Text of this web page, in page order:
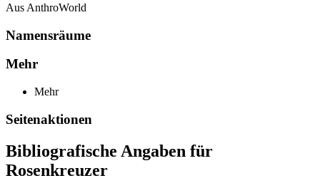
Aus AnthroWorld
Namensräume
Mehr
Mehr
Seitenaktionen
Bibliografische Angaben für
Rosenkreuzer